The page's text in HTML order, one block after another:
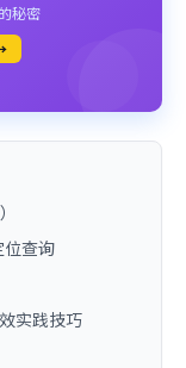
秘密
位查询
实践技巧